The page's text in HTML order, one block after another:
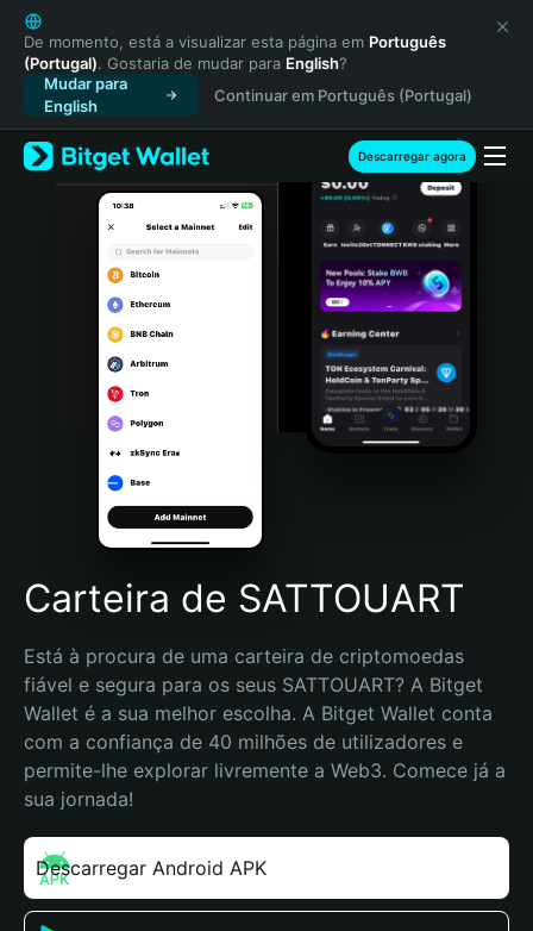
English
日本語
Tiếng Việt
Русский
Español (Latinoamérica)
Türkçe
Italiano
Português (Portugal)
Bahasa Indonesia
Português (Brasil)
Español (Argentina)
De momento, está a visualizar esta página em Português
(Portugal). Gostaria de mudar para English?
Mudar para
English
Continuar em Português (Portugal)
Descarregar agora
Carteira de SATTOUART
Está à procura de uma carteira de criptomoedas
fiável e segura para os seus SATTOUART? A Bitget
Wallet é a sua melhor escolha. A Bitget Wallet conta
com a confiança de 40 milhões de utilizadores e
permite-lhe explorar livremente a Web3. Comece já a
sua jornada!
Descarregar Android APK